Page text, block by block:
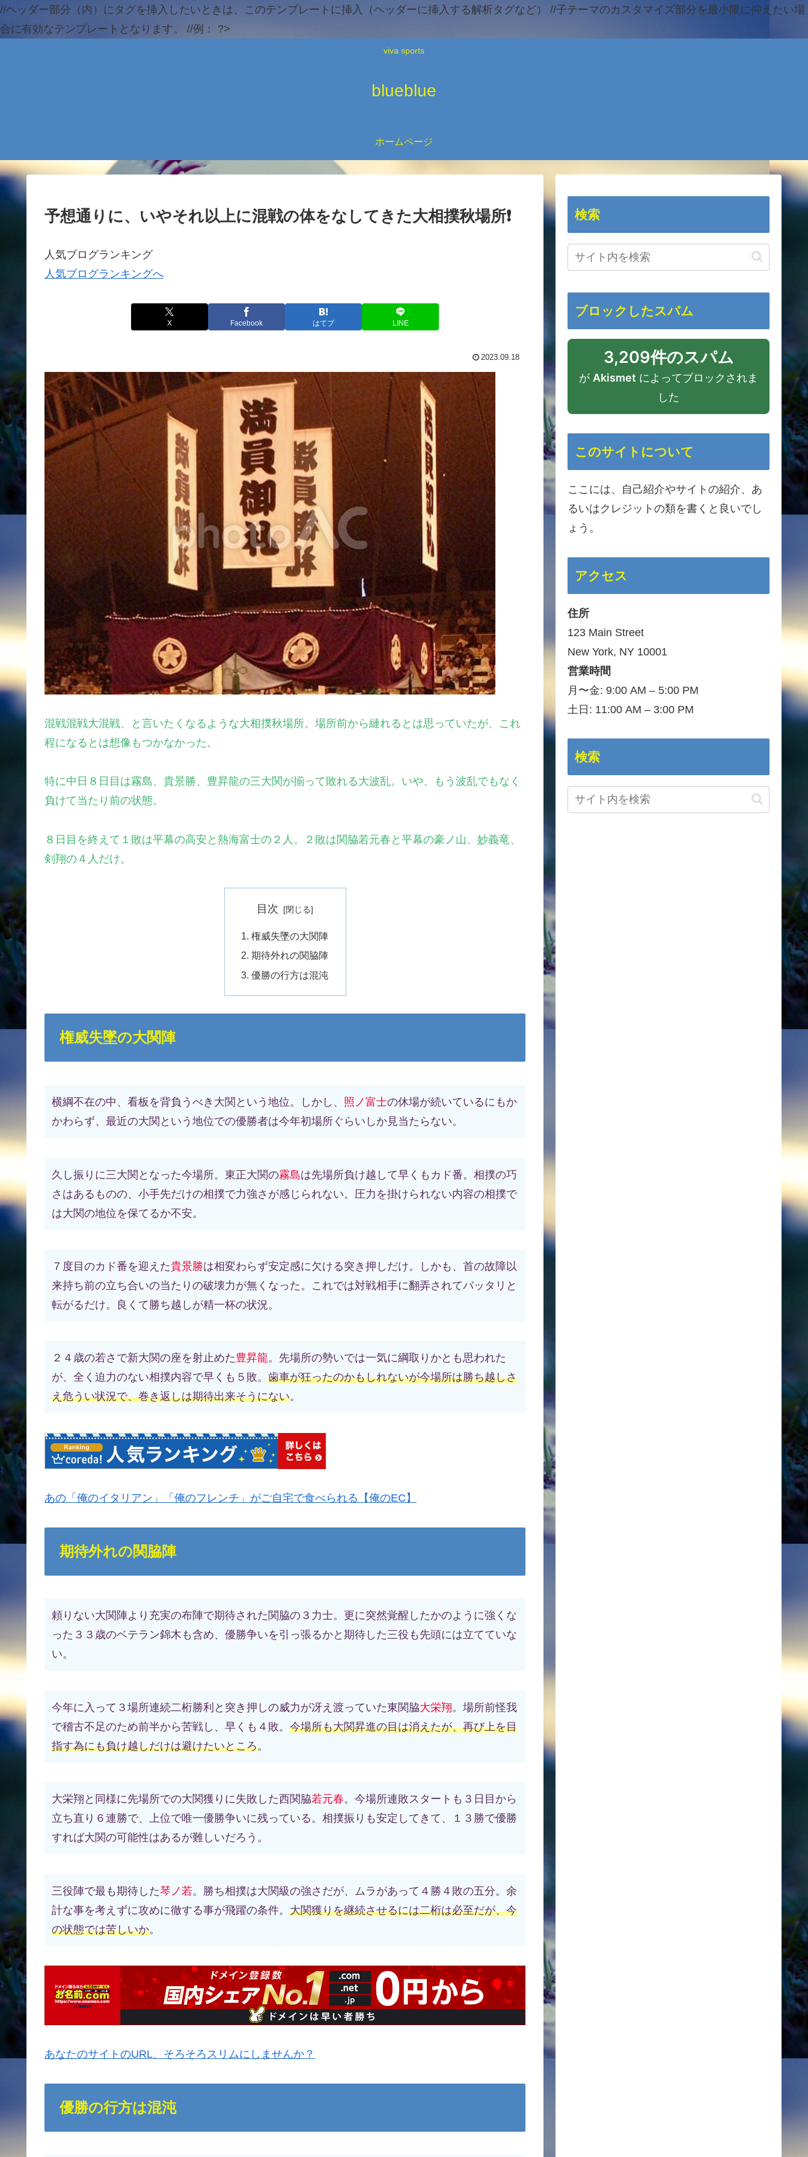
//ヘッダー部分（内）にタグを挿入したいときは、このテンプレートに挿入（ヘッダーに挿入する解析タグなど） //子テーマのカスタマイズ部分を最小限に抑えたい場
合に有効なテンプレートとなります。 //例：
?>
viva sports
blueblue
ホームページ
予想通りに、いやそれ以上に混戦の体をなしてきた大相撲秋場所❗
人気ブログランキング
人気ブログランキングへ
X Facebook はてブ LINE
2023.09.18
混戦混戦大混戦、と言いたくなるような大相撲秋場所。場所前から縺れるとは思っていたが、これ
程になるとは想像もつかなかった。
特に中日８日目は霧島、貴景勝、豊昇龍の三大関が揃って敗れる大波乱。いや、もう波乱でもなく
負けて当たり前の状態。
８日目を終えて１敗は平幕の高安と熱海富士の２人。２敗は関脇若元春と平幕の豪ノ山、妙義竜、
剣翔の４人だけ。
目次
権威失墜の大関陣
期待外れの関脇陣
優勝の行方は混沌
権威失墜の大関陣
横綱不在の中、看板を背負うべき大関という地位。しかし、 照ノ富士の休場が続いているにもか
かわらず、最近の大関という地位での優勝者は今年初場所ぐらいしか見当たらない。
久し振りに三大関となった今場所。東正大関の霧島は先場所負け越して早くもカド番。相撲の巧
さはあるものの、小手先だけの相撲で力強さが感じられない。圧力を掛けられない内容の相撲で
は大関の地位を保てるか不安。
７度目のカド番を迎えた貴景勝は相変わらず安定感に欠ける突き押しだけ。しかも、首の故障以
来持ち前の立ち合いの当たりの破壊力が無くなった。これでは対戦相手に翻弄されてバッタリと
転がるだけ。良くて勝ち越しが精一杯の状況。
２４歳の若さで新大関の座を射止めた豊昇龍。先場所の勢いでは一気に綱取りかとも思われた
が、全く迫力のない相撲内容で早くも５敗。 歯車が狂ったのかもしれないが今場所は勝ち越しさ
え危うい状況で、巻き返しは期待出来そうにない。
あの「俺のイタリアン」「俺のフレンチ」がご自宅で食べられる【俺のEC】
期待外れの関脇陣
頼りない大関陣より充実の布陣で期待された関脇の３力士。更に突然覚醒したかのように強くな
った３３歳のベテラン錦木も含め、優勝争いを引っ張るかと期待した三役も先頭には立てていな
い。
今年に入って３場所連続二桁勝利と突き押しの威力が冴え渡っていた東関脇大栄翔。場所前怪我
で稽古不足のため前半から苦戦し、早くも４敗。 今場所も大関昇進の目は消えたが、再び上を目
指す為にも負け越しだけは避けたいところ。
大栄翔と同様に先場所での大関獲りに失敗した西関脇若元春。今場所連敗スタートも３日目から
立ち直り６連勝で、上位で唯一優勝争いに残っている。相撲振りも安定してきて、１３勝で優勝
すれば大関の可能性はあるが難しいだろう。
三役陣で最も期待した琴ノ若。勝ち相撲は大関級の強さだが、ムラがあって４勝４敗の五分。余
計な事を考えずに攻めに徹する事が飛躍の条件。 大関獲りを継続させるには二桁は必至だが、今
の状態では苦しいか。
あなたのサイトのURL、そろそろスリムにしませんか？
優勝の行方は混沌
検索
ブロックしたスパム
3,209件のスパム
が Akismet によってブロックされま
した
このサイトについて
ここには、自己紹介やサイトの紹介、あ
るいはクレジットの類を書くと良いでし
ょう。
アクセス
住所
123 Main Street
New York, NY 10001
営業時間
月〜金: 9:00 AM – 5:00 PM
土日: 11:00 AM – 3:00 PM
検索